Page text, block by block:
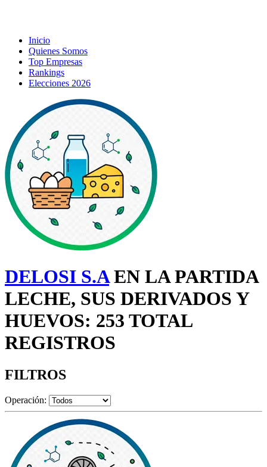
Inicio
Quienes Somos
Top Empresas
Rankings
Elecciones 2026
DELOSI S.AEN LA PARTIDA
LECHE, SUS DERIVADOS Y
HUEVOS: 253 TOTAL
REGISTROS
FILTROS
Operación: